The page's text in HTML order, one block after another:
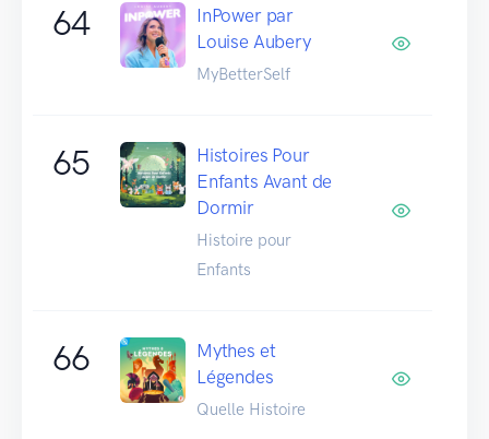
64
InPower par
Louise Aubery
MyBetterSelf
65
Histoires Pour
Enfants Avant de
Dormir
Histoire pour
Enfants
66
Mythes et
Légendes
Quelle Histoire